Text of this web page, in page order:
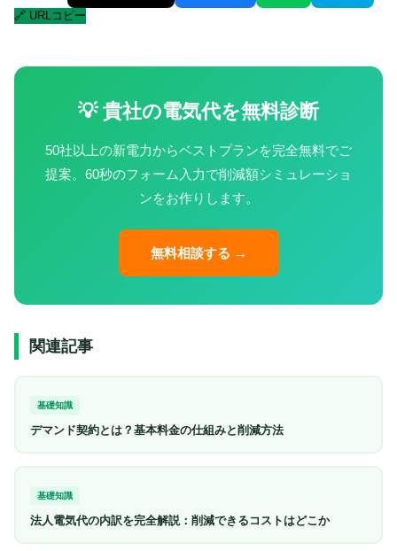
🔗 URLコピー
💡 貴社の電気代を無料診断
50社以上の新電力からベストプランを完全無料でご
提案。60秒のフォーム入力で削減額シミュレーショ
ンをお作りします。
無料相談する →
関連記事
基礎知識
デマンド契約とは？基本料金の仕組みと削減方法
基礎知識
法人電気代の内訳を完全解説：削減できるコストはどこか